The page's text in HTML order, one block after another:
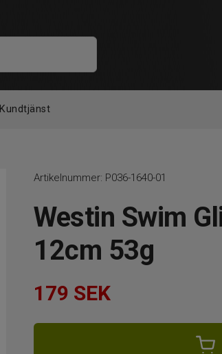
Kundtjänst
Artikelnummer: P036-1640-01
Westin Swim
12cm 53g
179 SEK